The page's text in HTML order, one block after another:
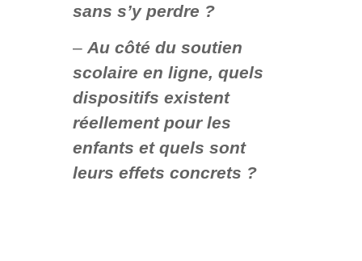
sans s’y perdre ?
– Au côté du soutien
scolaire en ligne, quels
dispositifs existent
réellement pour les
enfants et quels sont
leurs effets concrets ?